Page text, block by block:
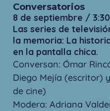
Conversatorios
8 de septiembre /
Las series de
la memoria: La
en la pantalla chica.
Conversan: Ómar
Diego Mejía (escritor)
de cine)
Modera: Adriana